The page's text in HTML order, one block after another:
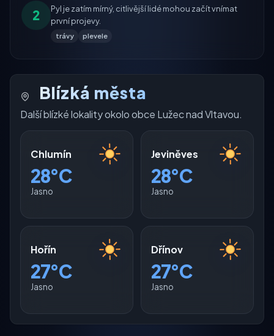
2
Pyl je zatím mírný, citlivější lidé mohou začít vnímat
první projevy.
trávy plevele
Blízká města
Další blízké lokality okolo obce Lužec nad Vltavou.
Chlumín
28°C
Jasno
Jeviněves
28°C
Jasno
Hořín
27°C
Jasno
Dřínov
27°C
Jasno